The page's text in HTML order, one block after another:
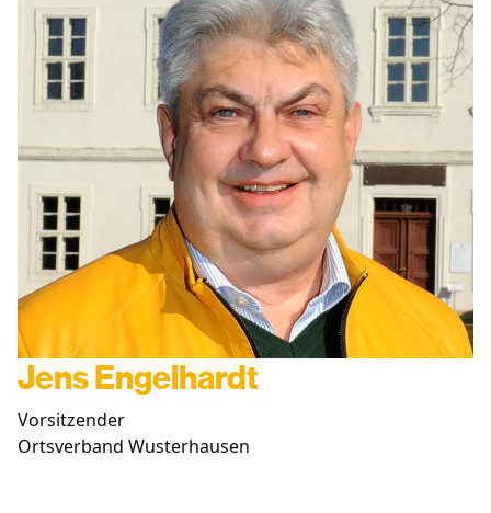
ANTRÄGE UND ANFRAGEN
BUNDESTAG
LANDTAG
EUROPA
CDU RHEINSBERG
SENIOREN UNION OPR
JUNGE UNION OPR
FRAUEN UNION OPR
Mitglied werden
LINKS
Jens Engelhardt
Vorsitzender
Ortsverband Wusterhausen